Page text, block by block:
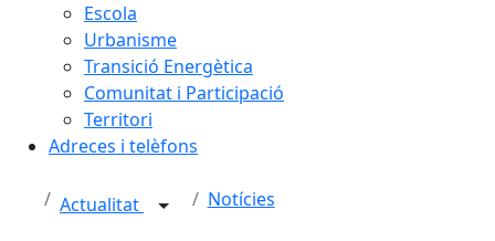
Escola
Urbanisme
Transició Energètica
Comunitat i Participació
Territori
Adreces i telèfons
Actualitat Notícies